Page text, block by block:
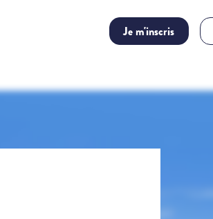
Je m'inscris